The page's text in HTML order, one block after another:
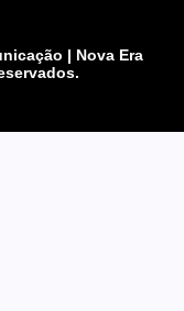
| Nova Era